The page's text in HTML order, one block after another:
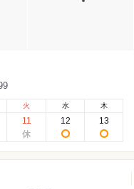
火
11
水
12
木
13